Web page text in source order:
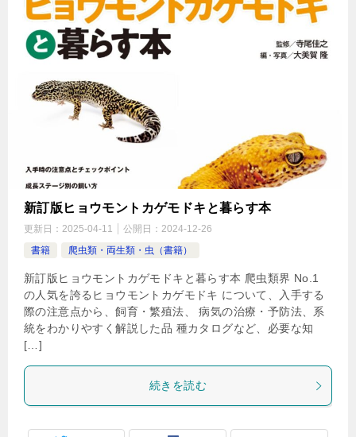
新訂版ヒョウモントカゲモドキと暮らす本
更新日： 2025-04-11 公開日： 2024-12-26
書籍
爬虫類・両生類・虫（書籍）
新訂版ヒョウモントカゲモドキと暮らす本 爬虫類界 No.1
の人気を誇るヒョウモントカゲモドキ について、入手する
際の注意点から、飼育・繁殖法、 病気の治療・予防法、系
統をわかりやすく解説した品 種カタログなど、必要な知
[…]
続きを読む